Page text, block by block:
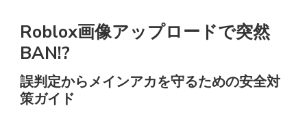
Roblox画像アップロードで突然
BAN!?
誤判定からメインアカを守るための安全対
策ガイド